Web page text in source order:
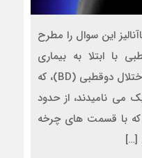
این سوال را مطرح
با ابتلا به بیماری
پارکینسون همراه است یا خیر؟ اختلال دوقطبی (BD)، که
می نامیدند، از حدود
۲۰ سالگی شروع می شود. BD که با قسمت های چرخه
[…]